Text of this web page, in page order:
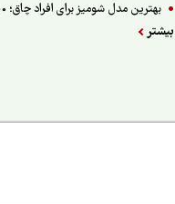
بهترین مدل شومیز برای افراد چاق؛ 10 مدل ترند 1405
بیشتر